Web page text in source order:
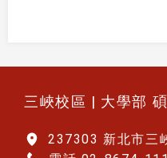
三峽校區 | 大學部
237303 新北市三